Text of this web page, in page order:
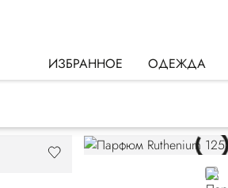
ИЗБРАННОЕ ОДЕЖДА